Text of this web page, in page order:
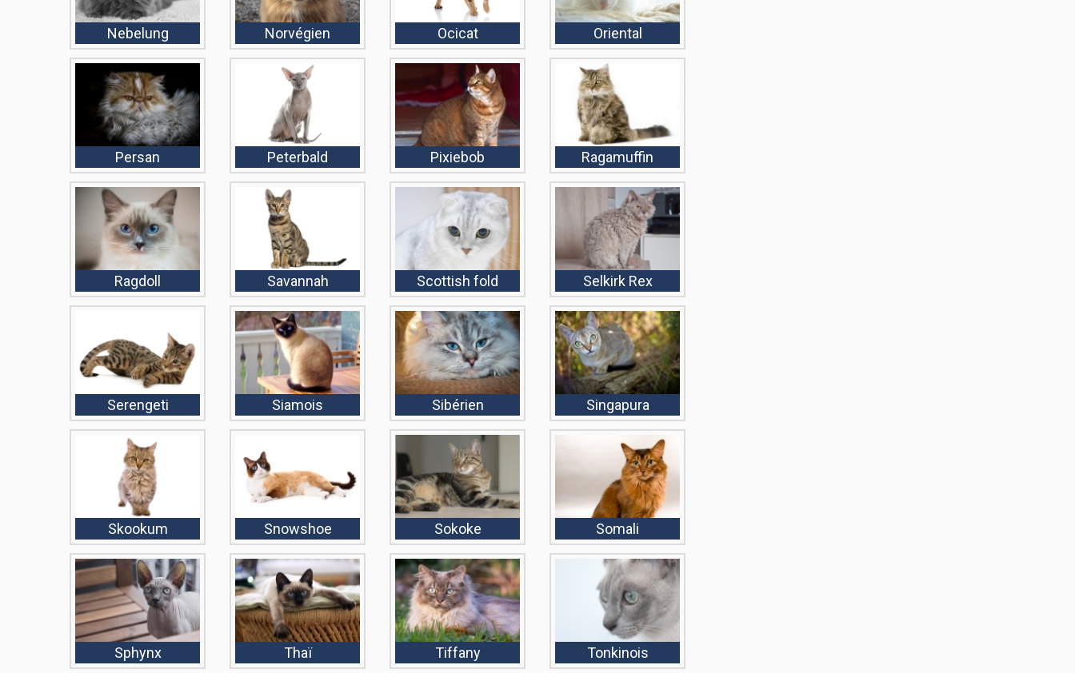
Nebelung Norvégien Ocicat Oriental
Persan Peterbald Pixiebob Ragamuffin
Ragdoll Savannah Scottish fold Selkirk Rex
Serengeti Siamois Sibérien Singapura
Skookum Snowshoe Sokoke Somali
Sphynx Thaï Tiffany Tonkinois